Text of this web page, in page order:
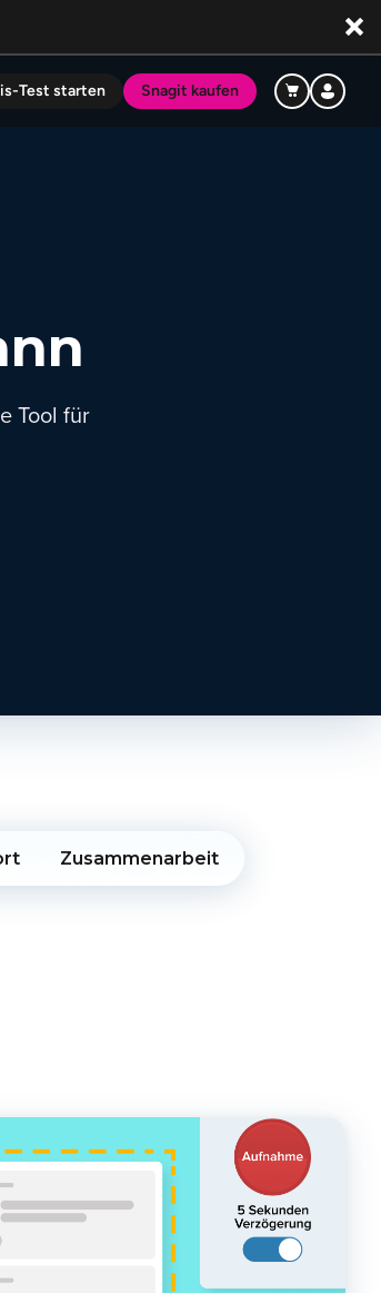
Test starten Snagit kaufen
Tool für
Zusammenarbeit